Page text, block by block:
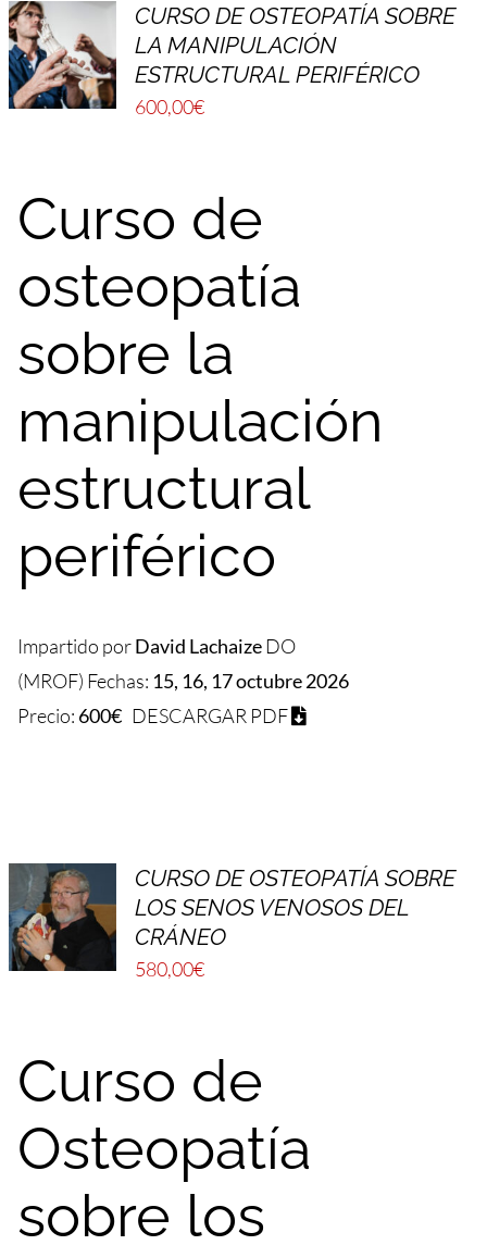
CURSO DE OSTEOPATÍA SOBRE
LA MANIPULACIÓN
ESTRUCTURAL PERIFÉRICO
600,00€
Curso de
osteopatía
sobre la
manipulación
estructural
periférico
Impartido porDavid LachaizeDO
(MROF) Fechas: 15, 16, 17 octubre 2026
Precio: 600€ DESCARGAR PDF
CURSO DE OSTEOPATÍA SOBRE
LOS SENOS VENOSOS DEL
CRÁNEO
580,00€
Curso de
Osteopatía
sobre los